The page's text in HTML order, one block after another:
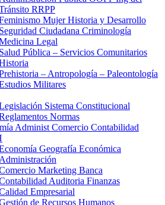
RRPP
Mujer Historia y Desarrollo
Seguridad Ciudadana Criminología
Legal
Salud Pública – Servicios Comunitarios
– Antropología – Paleontología
Militares
Sistema Constitucional
Normas
Administ Comercio Contabilidad
Geografía Económica
Administración
Marketing Banca
Auditoria Finanzas
Empresarial
de Recursos Humanos